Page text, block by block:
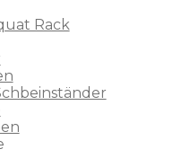
Rack